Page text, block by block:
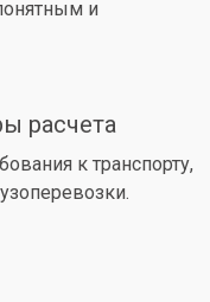
и
расчета
к транспорту,